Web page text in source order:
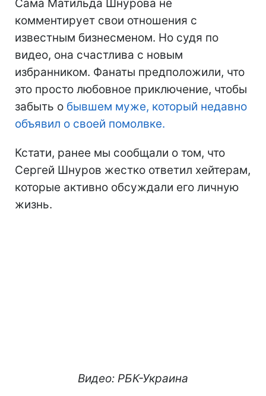
Сама Матильда Шнурова не
комментирует свои отношения с
известным бизнесменом. Но судя по
видео, она счастлива с новым
избранником. Фанаты предположили, что
это просто любовное приключение, чтобы
забыть о бывшем муже, который недавно
объявил о своей помолвке.
Кстати, ранее мы сообщали о том, что
Сергей Шнуров жестко ответил хейтерам,
которые активно обсуждали его личную
жизнь.
Видео: РБК-Украина